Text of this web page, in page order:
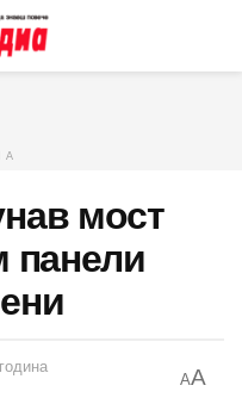
мост
панели
AA